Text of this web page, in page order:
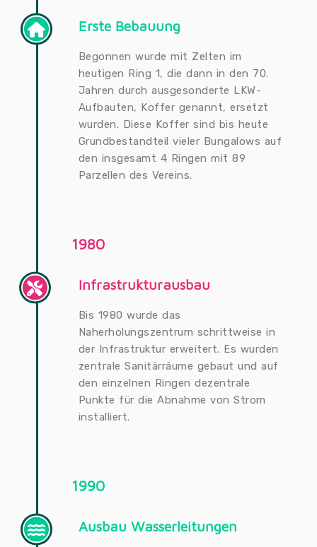
Erste Bebauung
Begonnen wurde mit Zelten im
heutigen Ring 1, die dann in den 70.
Jahren durch ausgesonderte LKW-
Aufbauten, Koffer genannt, ersetzt
wurden. Diese Koffer sind bis heute
Grundbestandteil vieler Bungalows auf
den insgesamt 4 Ringen mit 89
Parzellen des Vereins.
1980
Infrastrukturausbau
Bis 1980 wurde das
Naherholungszentrum schrittweise in
der Infrastruktur erweitert. Es wurden
zentrale Sanitärräume gebaut und auf
den einzelnen Ringen dezentrale
Punkte für die Abnahme von Strom
installiert.
1990
Ausbau Wasserleitungen